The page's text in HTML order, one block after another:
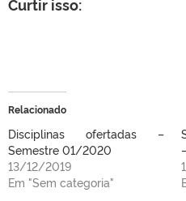
Curtir isso:
Relacionado
Disciplinas ofertadas –
Semestre 01/2020
13/12/2019
Em "Sem categoria"